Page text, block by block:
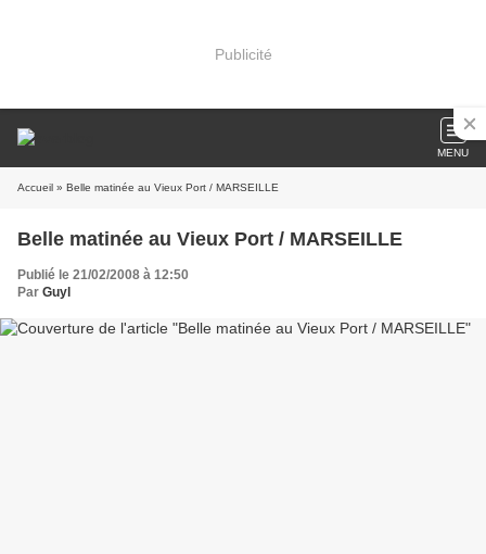
Publicité
MENU
Accueil » Belle matinée au Vieux Port / MARSEILLE
Belle matinée au Vieux Port / MARSEILLE
Publié le 21/02/2008 à 12:50
Par Guyl